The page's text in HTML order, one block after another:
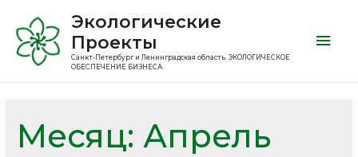
Экологические
Проекты
Санкт-Петербург и Ленинградская область. ЭКОЛОГИЧЕСКОЕ
ОБЕСПЕЧЕНИЕ БИЗНЕСА
Месяц:Апрель